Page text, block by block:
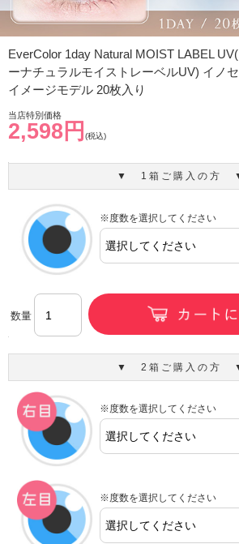
EverColor 1day Natural MOIST LABEL
ーナチュラルモイストレーベルUV) イノ
イメージモデル 20枚入り
当店特別価格
2,598円 (税込)
▼ 1箱ご購入の方
※度数を選択してください
数量
▼ 2箱ご購入の方
※度数を選択してください
※度数を選択してください